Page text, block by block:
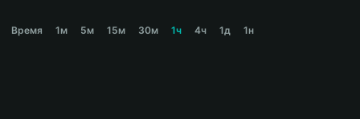
Время 1м 5м 15м 30м 1ч 4ч 1д 1н